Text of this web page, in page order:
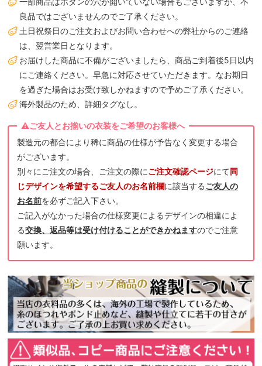
良品ではございませんのでご了承ください。
土日祝祭日のご注文およびお問い合わせへの弊社からのご連絡
は、翌営業日となります。
お届けした商品に不備がございましたら、商品ご到着後5日以内
にご連絡ください。早急に対応させていただきます。なお期日
を過ぎた場合はお受け致しかねますので予めご了承ください。
海外製品のため、詳細タグなし。
製造元の都合により稀に商品の仕様が予告なく変更する場合
がございます。
別々にご注文の場合、ご注文の際にご注文確認ページにて同
じデザインを希望するご友人のお名前欄に該当するご友人の
お名前を必ずご記入下さい。
ご記入がなかった場合の仕様変更によるデザインの相違によ
る交換、返品等は受け付けることができかねますのでご注意
願います。